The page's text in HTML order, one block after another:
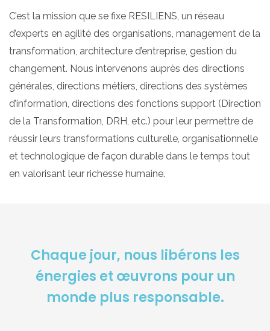
C’est la mission que se fixe RESILIENS, un réseau
d’experts en agilité des organisations, management de la
transformation, architecture d’entreprise, gestion du
changement. Nous intervenons auprès des directions
générales, directions métiers, directions des systèmes
d’information, directions des fonctions support (Direction
de la Transformation, DRH, etc.) pour leur permettre de
réussir leurs transformations culturelle, organisationnelle
et technologique de façon durable dans le temps tout
en valorisant leur richesse humaine.
Chaque jour, nous libérons les
énergies et œuvrons pour un
monde plus responsable.